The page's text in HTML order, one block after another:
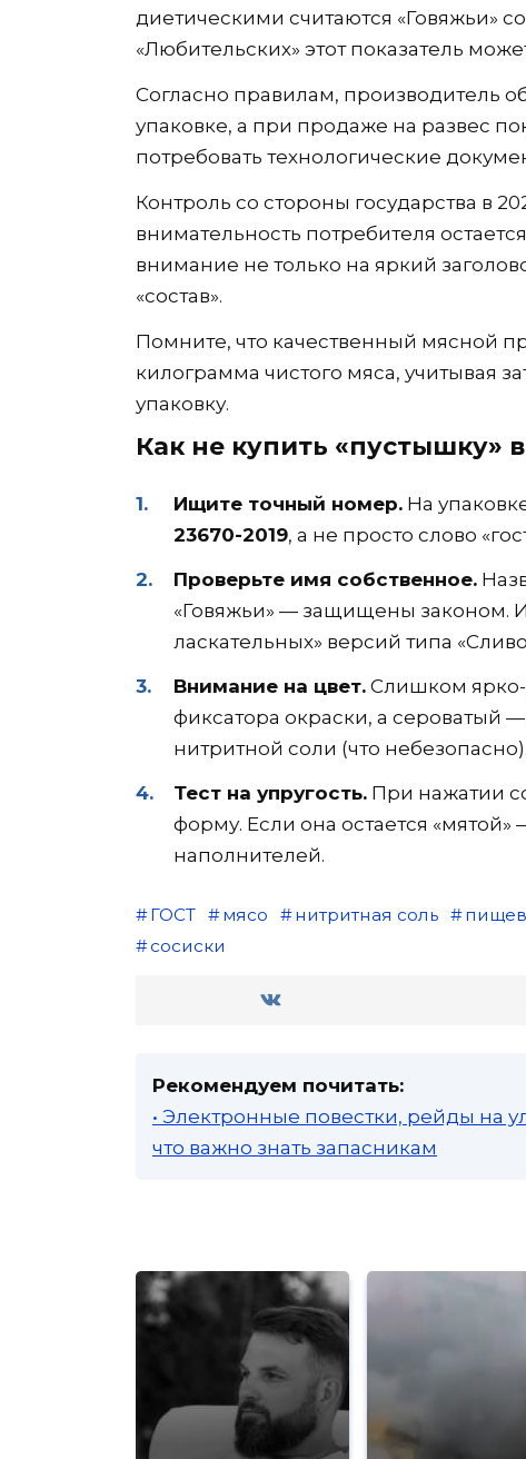
диетическими считаются «Говяжьи»
«Любительских» этот показатель
Согласно правилам, производитель
упаковке, а при продаже на развес
потребовать технологические
Контроль со стороны государства в
внимательность потребителя
внимание не только на яркий
«состав».
Помните, что качественный мясной
килограмма чистого мяса, учитывая
упаковку.
Как не купить «пустышку»
Ищите точный номер. На
23670-2019, а не просто слово
Проверьте имя собственное.
«Говяжьи» — защищены законом.
ласкательных» версий типа
Внимание на цвет. Слишком ярко-
фиксатора окраски, а сероватый
нитритной соли (что
Тест на упругость. При нажатии
форму. Если она остается
наполнителей.
ГОСТ мясо нитритная соль
сосиски
Рекомендуем почитать:
• Электронные повестки, рейды на
что важно знать запасникам